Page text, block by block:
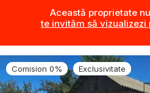
Această proprietate
te invităm să
Comision 0% Exclusivitate